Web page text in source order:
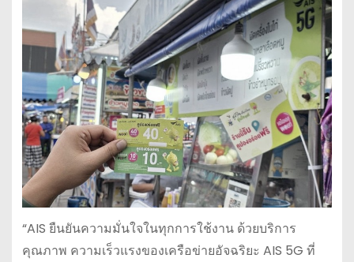
“AIS ยืนยันความมั่นใจในทุกการใช้งาน ด้วยบริการ
คุณภาพ ความเร็วแรงของเครือข่ายอัจฉริยะ AIS 5G ที่